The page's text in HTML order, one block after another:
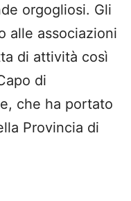
orgogliosi. Gli
alle associazioni
di attività così
di
che ha portato
Provincia di